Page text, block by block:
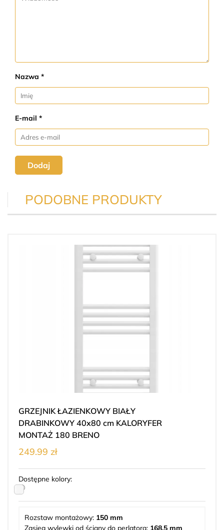
Nazwa *
E-mail *
Dodaj
PODOBNE PRODUKTY
GRZEJNIK ŁAZIENKOWY BIAŁY
DRABINKOWY 40x80 cm KALORYFER
MONTAŻ 180 BRENO
249.99 zł
Dostępne kolory:
Rozstaw montażowy: 150 mm
Zasięg wylewki od ściany do perlatora: 168,5 mm